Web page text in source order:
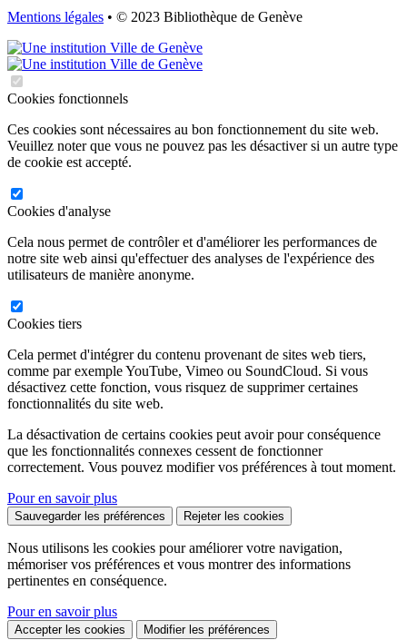
Mentions légales • © 2023 Bibliothèque de Genève
Cookies fonctionnels
Ces cookies sont nécessaires au bon fonctionnement du site web.
Veuillez noter que vous ne pouvez pas les désactiver si un autre type
de cookie est accepté.
Cookies d'analyse
Cela nous permet de contrôler et d'améliorer les performances de
notre site web ainsi qu'effectuer des analyses de l'expérience des
utilisateurs de manière anonyme.
Cookies tiers
Cela permet d'intégrer du contenu provenant de sites web tiers,
comme par exemple YouTube, Vimeo ou SoundCloud. Si vous
désactivez cette fonction, vous risquez de supprimer certaines
fonctionnalités du site web.
La désactivation de certains cookies peut avoir pour conséquence
que les fonctionnalités connexes cessent de fonctionner
correctement. Vous pouvez modifier vos préférences à tout moment.
Pour en savoir plus
Sauvegarder les préférences Rejeter les cookies
Nous utilisons les cookies pour améliorer votre navigation,
mémoriser vos préférences et vous montrer des informations
pertinentes en conséquence.
Pour en savoir plus
Accepter les cookies Modifier les préférences